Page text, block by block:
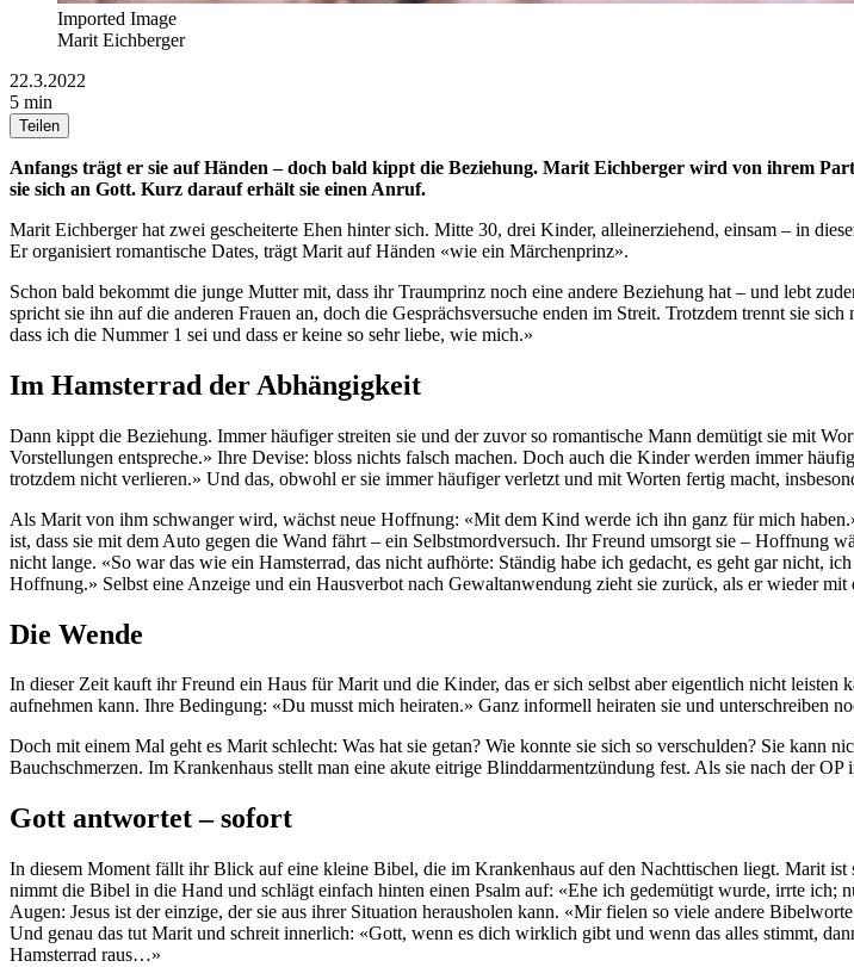
Imported Image
Marit Eichberger
22.3.2022
5 min
Teilen
Anfangs trägt er sie auf Händen – doch bald kippt die Beziehung. Marit Eichberger wird von ihrem
sie sich an Gott. Kurz darauf erhält sie einen Anruf.
Marit Eichberger hat zwei gescheiterte Ehen hinter sich. Mitte 30, drei Kinder, alleinerziehend, einsam – in
Er organisiert romantische Dates, trägt Marit auf Händen «wie ein Märchenprinz».
Schon bald bekommt die junge Mutter mit, dass ihr Traumprinz noch eine andere Beziehung hat – und lebt
spricht sie ihn auf die anderen Frauen an, doch die Gesprächsversuche enden im Streit. Trotzdem trennt sie
dass ich die Nummer 1 sei und dass er keine so sehr liebe, wie mich.»
Im Hamsterrad der Abhängigkeit
Dann kippt die Beziehung. Immer häufiger streiten sie und der zuvor so romantische Mann demütigt sie mit
Vorstellungen entspreche.» Ihre Devise: bloss nichts falsch machen. Doch auch die Kinder werden immer
trotzdem nicht verlieren.» Und das, obwohl er sie immer häufiger verletzt und mit Worten fertig macht,
Als Marit von ihm schwanger wird, wächst neue Hoffnung: «Mit dem Kind werde ich ihn ganz für mich
ist, dass sie mit dem Auto gegen die Wand fährt – ein Selbstmordversuch. Ihr Freund umsorgt sie – Hoffnung
nicht lange. «So war das wie ein Hamsterrad, das nicht aufhörte: Ständig habe ich gedacht, es geht gar nicht,
Hoffnung.» Selbst eine Anzeige und ein Hausverbot nach Gewaltanwendung zieht sie zurück, als er wieder mit
Die Wende
In dieser Zeit kauft ihr Freund ein Haus für Marit und die Kinder, das er sich selbst aber eigentlich nicht
aufnehmen kann. Ihre Bedingung: «Du musst mich heiraten.» Ganz informell heiraten sie und unterschreiben
Doch mit einem Mal geht es Marit schlecht: Was hat sie getan? Wie konnte sie sich so verschulden? Sie kann
Bauchschmerzen. Im Krankenhaus stellt man eine akute eitrige Blinddarmentzündung fest. Als sie nach der
Gott antwortet – sofort
In diesem Moment fällt ihr Blick auf eine kleine Bibel, die im Krankenhaus auf den Nachttischen liegt. Marit
nimmt die Bibel in die Hand und schlägt einfach hinten einen Psalm auf: «Ehe ich gedemütigt wurde, irrte
Augen: Jesus ist der einzige, der sie aus ihrer Situation herausholen kann. «Mir fielen so viele andere
Und genau das tut Marit und schreit innerlich: «Gott, wenn es dich wirklich gibt und wenn das alles stimmt,
Hamsterrad raus…»